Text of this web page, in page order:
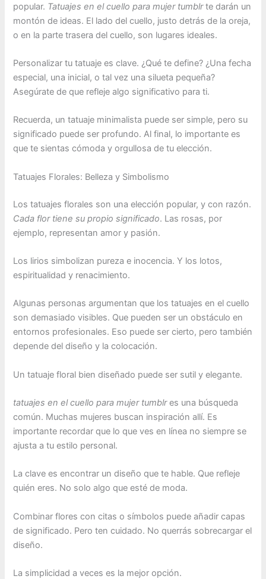
popular. Tatuajes en el cuello para mujer tumblrte darán un
montón de ideas. El lado del cuello, justo detrás de la oreja,
o en la parte trasera del cuello, son lugares ideales.
Personalizar tu tatuaje es clave. ¿Qué te define? ¿Una fecha
especial, una inicial, o tal vez una silueta pequeña?
Asegúrate de que refleje algo significativo para ti.
Recuerda, un tatuaje minimalista puede ser simple, pero su
significado puede ser profundo. Al final, lo importante es
que te sientas cómoda y orgullosa de tu elección.
Tatuajes Florales: Belleza y Simbolismo
Los tatuajes florales son una elección popular, y con razón.
Cada flor tiene su propio significado. Las rosas, por
ejemplo, representan amor y pasión.
Los lirios simbolizan pureza e inocencia. Y los lotos,
espiritualidad y renacimiento.
Algunas personas argumentan que los tatuajes en el cuello
son demasiado visibles. Que pueden ser un obstáculo en
entornos profesionales. Eso puede ser cierto, pero también
depende del diseño y la colocación.
Un tatuaje floral bien diseñado puede ser sutil y elegante.
tatuajes en el cuello para mujer tumblres una búsqueda
común. Muchas mujeres buscan inspiración allí. Es
importante recordar que lo que ves en línea no siempre se
ajusta a tu estilo personal.
La clave es encontrar un diseño que te hable. Que refleje
quién eres. No solo algo que esté de moda.
Combinar flores con citas o símbolos puede añadir capas
de significado. Pero ten cuidado. No querrás sobrecargar el
diseño.
La simplicidad a veces es la mejor opción.